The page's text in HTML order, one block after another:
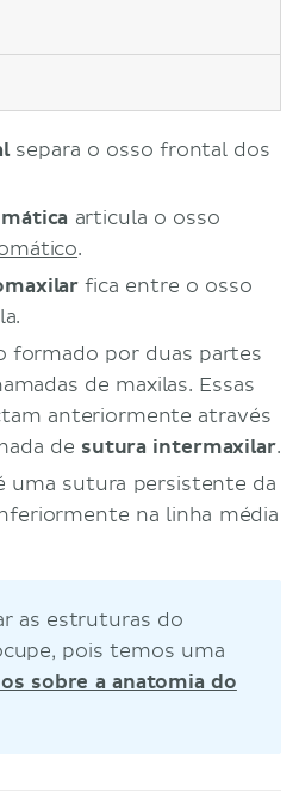
separa o osso frontal dos
articula o osso
.
fica entre o osso
formado por duas partes
de maxilas. Essas
anteriormente através
de sutura intermaxilar.
uma sutura persistente da
na linha média
as estruturas do
pois temos uma
sobre a anatomia do